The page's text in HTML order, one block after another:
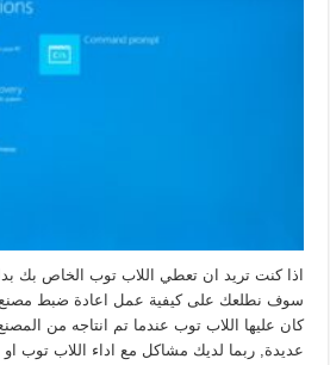
اذا كنت تريد ان تعطي اللاب توب الخاص بك
سوف نطلعك على كيفية عمل اعادة ضبط مصنع
كان عليها اللاب توب عندما تم انتاجه من
عديدة, ربما لديك مشاكل مع اداء اللاب توب